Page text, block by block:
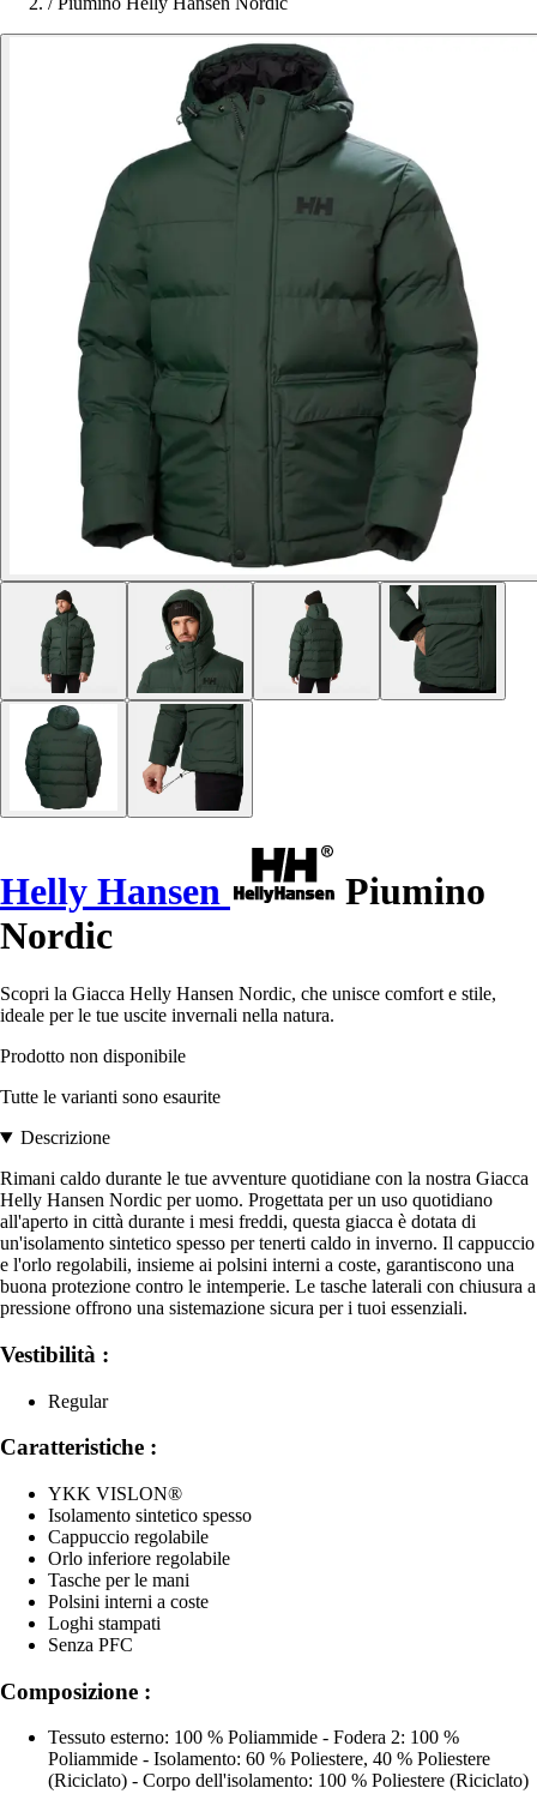
Helly Hansen
Piumino
Nordic
Scopri la Giacca Helly Hansen Nordic, che unisce comfort e stile,
ideale per le tue uscite invernali nella natura.
Prodotto non disponibile
Tutte le varianti sono esaurite
Descrizione
Rimani caldo durante le tue avventure quotidiane con la nostra Giacca
Helly Hansen Nordic per uomo. Progettata per un uso quotidiano
all'aperto in città durante i mesi freddi, questa giacca è dotata di
un'isolamento sintetico spesso per tenerti caldo in inverno. Il cappuccio
e l'orlo regolabili, insieme ai polsini interni a coste, garantiscono una
buona protezione contro le intemperie. Le tasche laterali con chiusura a
pressione offrono una sistemazione sicura per i tuoi essenziali.
Vestibilità :
Regular
Caratteristiche :
YKK VISLON®
Isolamento sintetico spesso
Cappuccio regolabile
Orlo inferiore regolabile
Tasche per le mani
Polsini interni a coste
Loghi stampati
Senza PFC
Composizione :
Tessuto esterno: 100 % Poliammide - Fodera 2: 100 %
Poliammide - Isolamento: 60 % Poliestere, 40 % Poliestere
(Riciclato) - Corpo dell'isolamento: 100 % Poliestere (Riciclato)